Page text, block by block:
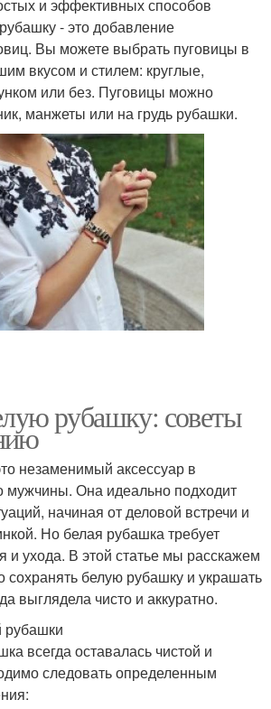
и эффективных способов
- это добавление
Вы можете выбрать пуговицы в
вкусом и стилем: круглые,
или без. Пуговицы можно
манжеты или на грудь рубашки.
рубашку: советы
незаменимый аксессуар в
мужчины. Она идеально подходит
начиная от деловой встречи и
Но белая рубашка требует
и ухода. В этой статье мы расскажем
сохранять белую рубашку и украшать
выглядела чисто и аккуратно.
рубашки
всегда оставалась чистой и
следовать определенным